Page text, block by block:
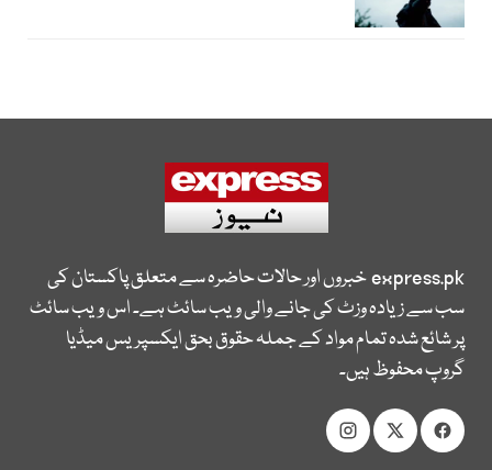
express.pkخبروں اور حالات حاضرہ سے متعلق پاکستان کی
سب سے زیادہ وزٹ کی جانے والی ویب سائٹ ہے۔ اس ویب سائٹ
پر شائع شدہ تمام مواد کے جملہ حقوق بحق ایکسپریس میڈیا
گروپ محفوظ ہیں۔